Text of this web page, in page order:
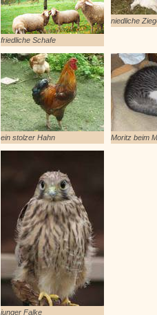
friedliche Schafe
niedliche
ein stolzer Hahn Moritz beim
junger Falke